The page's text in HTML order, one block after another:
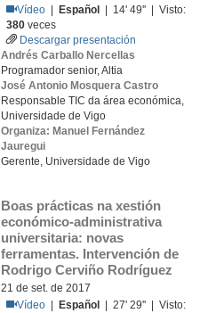
Vídeo
Español
| 14' 49'' | Visto:
380 veces
Descargar presentación
Andrés Carballo Nercellas
Programador senior, Altia
José Antonio Mosquera Castro
Responsable TIC da área económica,
Universidade de Vigo
Organiza: Manuel Fernández
Jauregui
Gerente, Universidade de Vigo
Boas prácticas na xestión
económico-administrativa
universitaria: novas
ferramentas. Intervención de
Rodrigo Cerviño Rodríguez
21 de set. de 2017
Vídeo
Español
| 27' 29'' | Visto: